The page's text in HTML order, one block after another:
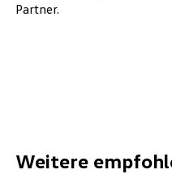
Partner.
Weitere